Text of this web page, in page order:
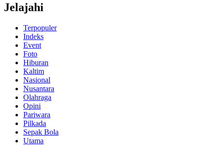
Jelajahi
Terpopuler
Indeks
Event
Foto
Hiburan
Kaltim
Nasional
Nusantara
Olahraga
Opini
Pariwara
Pilkada
Sepak Bola
Utama